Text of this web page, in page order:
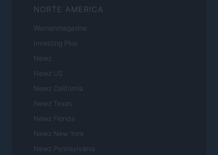
NORTE AMERICA
Womanmagazine
Investing Plus
Newz
Newz US
Newz California
Newz Texas
Newz Florida
Newz New York
Newz Pennsylvania